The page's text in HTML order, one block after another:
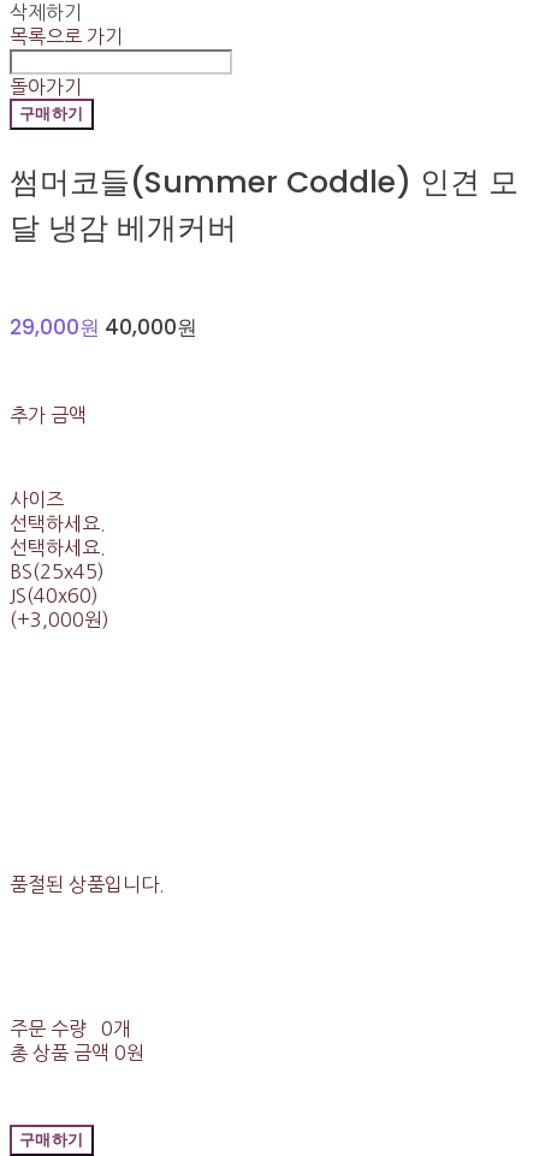
삭제하기
목록으로 가기
돌아가기
구매하기
썸머코들(Summer Coddle) 인견 모
달 냉감 베개커버
29,000원 40,000원
추가 금액
사이즈
선택하세요.
선택하세요.
BS(25x45)
JS(40x60)
(+3,000원)
품절된 상품입니다.
주문 수량
0개
총 상품 금액 0원
구매하기